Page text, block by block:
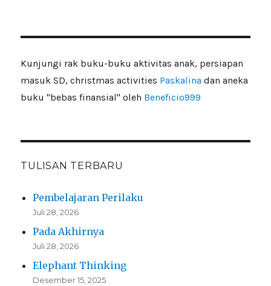
Kunjungi rak buku-buku aktivitas anak, persiapan
masuk SD, christmas activities Paskalinadan aneka
buku "bebas finansial" oleh Beneficio999
TULISAN TERBARU
Pembelajaran Perilaku
Juli 28, 2026
Pada Akhirnya
Juli 28, 2026
Elephant Thinking
Desember 15, 2025